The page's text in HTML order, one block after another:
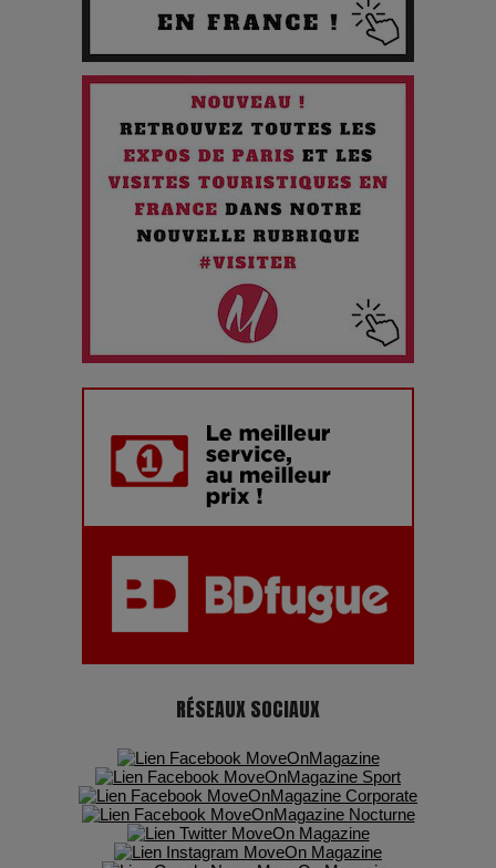
Quand l'Opéra Rencontre l'IA : Lola Volonakis, l'Artiste du
Paradoxe qui Chante le Futur
Chien 51 - Quand l’IA prend le pouvoir : une plongée dans un
futur troublant
Maïra Kerey, la “voix d’or du Kazakhstan”, célèbre ses 30
ans de carrière à la Salle Gaveau
Les dessous de la fast fashion : un désastre écologique en
Adieu Jean-Pat : rire au bord du précipice
RÉSEAUX SOCIAUX